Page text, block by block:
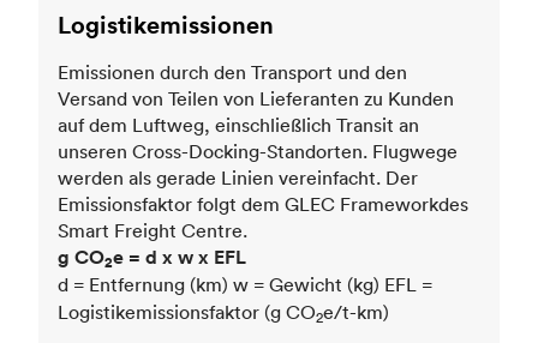
Logistikemissionen
Emissionen durch den Transport und den
Versand von Teilen von Lieferanten zu Kunden
auf dem Luftweg, einschließlich Transit an
unseren Cross-Docking-Standorten. Flugwege
werden als gerade Linien vereinfacht. Der
Emissionsfaktor folgt dem GLEC Frameworkdes
Smart Freight Centre.
g CO2e = d x w x EFL
d = Entfernung (km) w = Gewicht (kg) EFL =
Logistikemissionsfaktor (g CO2e/t-km)